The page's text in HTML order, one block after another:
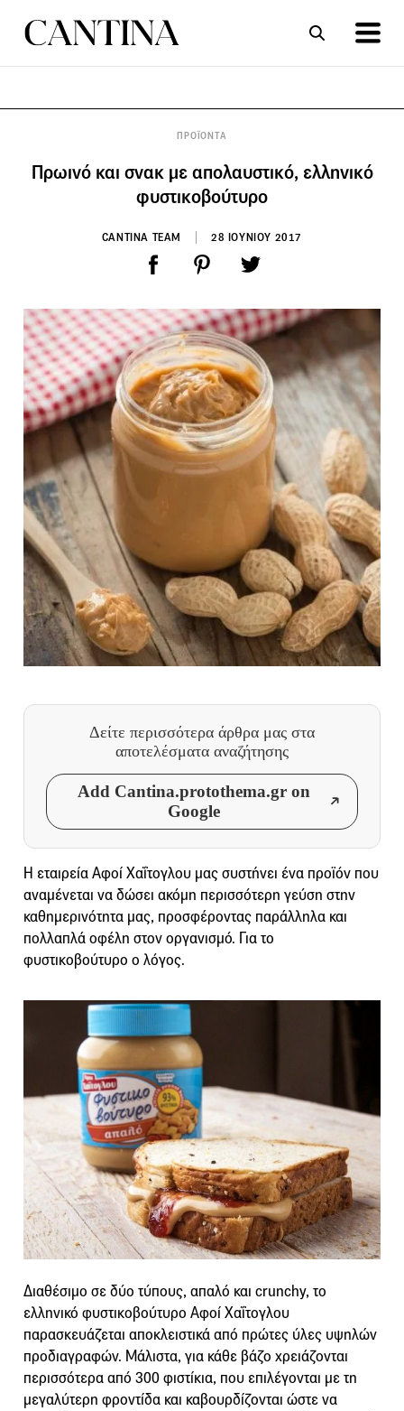
ΠΡΟΪΟΝΤΑ
Πρωινό και σνακ με απολαυστικό, ελληνικό
φυστικοβούτυρο
CANTINA TEAM 28 ΙΟΥΝΙΟΥ 2017
Δείτε περισσότερα άρθρα μας στα
αποτελέσματα αναζήτησης
Add Cantina.protothema.gr on
Google
Η εταιρεία Αφοί Χαΐτογλου μας συστήνει ένα προϊόν που
αναμένεται να δώσει ακόμη περισσότερη γεύση στην
καθημερινότητα μας, προσφέροντας παράλληλα και
πολλαπλά οφέλη στον οργανισμό. Για το
φυστικοβούτυρο ο λόγος.
Διαθέσιμο σε δύο τύπους, απαλό και crunchy, το
ελληνικό φυστικοβούτυρο Αφοί Χαΐτογλου
παρασκευάζεται αποκλειστικά από πρώτες ύλες υψηλών
προδιαγραφών. Μάλιστα, για κάθε βάζο χρειάζονται
περισσότερα από 300 φιστίκια, που επιλέγονται με τη
μεγαλύτερη φροντίδα και καβουρδίζονται ώστε να